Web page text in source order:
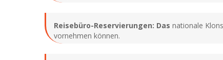
Reisebüro-Reservierungen: Das nationale
vornehmen können.